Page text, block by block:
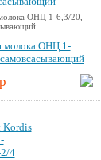
ОНЦ 1-6,3/20,
молока ОНЦ 1-